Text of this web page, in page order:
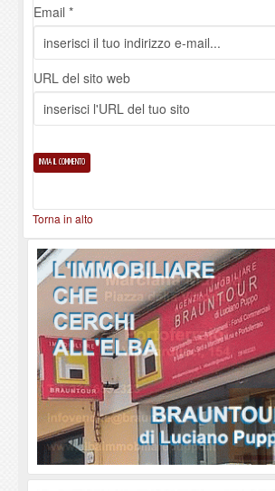
Email *
URL del sito web
Torna in alto